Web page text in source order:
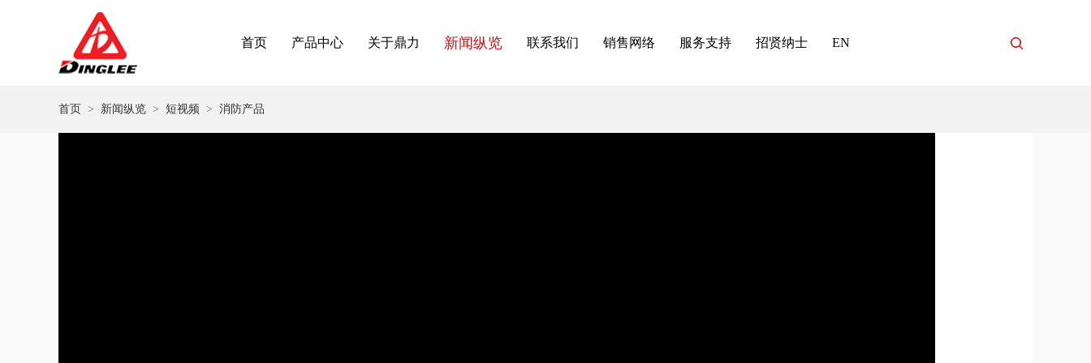
首页 产品中心 关于鼎力 新闻纵览 联系我们 销售网络 服务支持 招贤纳士 EN
首页 > 新闻纵览 > 短视频 > 消防产品